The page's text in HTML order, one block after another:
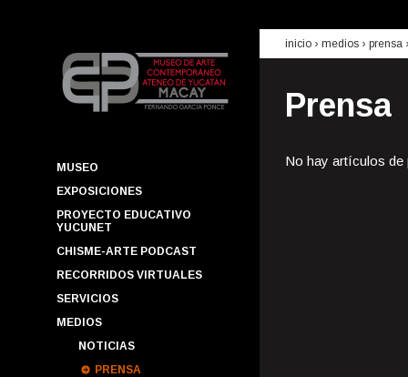
MUSEO
EXPOSICIONES
PROYECTO EDUCATIVO
YUCUNET
CHISME-ARTE PODCAST
RECORRIDOS VIRTUALES
SERVICIOS
MEDIOS
NOTICIAS
PRENSA
inicio › medios › prensa
Prensa
No hay artículos de